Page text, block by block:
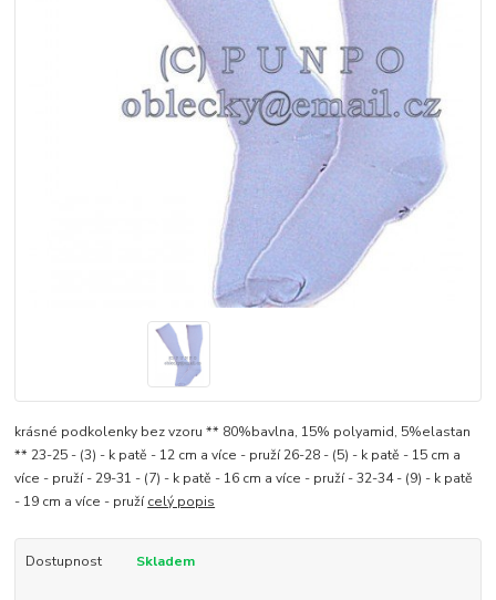
krásné podkolenky bez vzoru ** 80%bavlna, 15% polyamid, 5%elastan
** 23-25 - (3) - k patě - 12 cm a více - pruží 26-28 - (5) - k patě - 15 cm a
více - pruží - 29-31 - (7) - k patě - 16 cm a více - pruží - 32-34 - (9) - k patě
- 19 cm a více - pružícelý popis
Dostupnost Skladem